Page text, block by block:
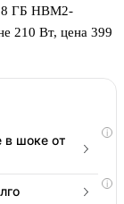
ГБ HBM2-
210 Вт, цена 399
i
в шоке от
i